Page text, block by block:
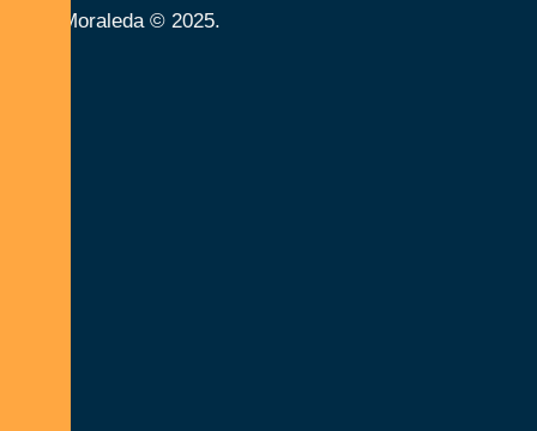
Moraleda © 2025.